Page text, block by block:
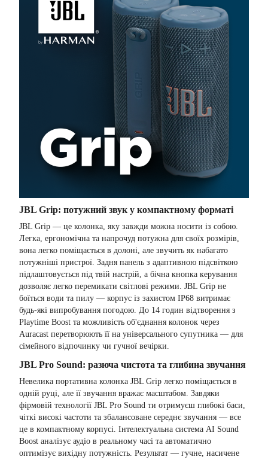
JBL Grip: потужний звук у компактному форматі
JBL Grip — це колонка, яку завжди можна носити із собою.
Легка, ергономічна та напрочуд потужна для своїх розмірів,
вона легко поміщається в долоні, але звучить як набагато
потужніші пристрої. Задня панель з адаптивною підсвіткою
підлаштовується під твій настрій, а бічна кнопка керування
дозволяє легко перемикати світлові режими. JBL Grip не
боїться води та пилу — корпус із захистом IP68 витримає
будь-які випробування погодою. До 14 годин відтворення з
Playtime Boost та можливість об'єднання колонок через
Auracast перетворюють її на універсального супутника — для
сімейного відпочинку чи гучної вечірки.
JBL Pro Sound: разюча чистота та глибина звучання
Невелика портативна колонка JBL Grip легко поміщається в
одній руці, але її звучання вражає масштабом. Завдяки
фірмовій технології JBL Pro Sound ти отримуєш глибокі баси,
чіткі високі частоти та збалансоване середнє звучання — все
це в компактному корпусі. Інтелектуальна система AI Sound
Boost аналізує аудіо в реальному часі та автоматично
оптимізує вихідну потужність. Результат — гучне, насичене